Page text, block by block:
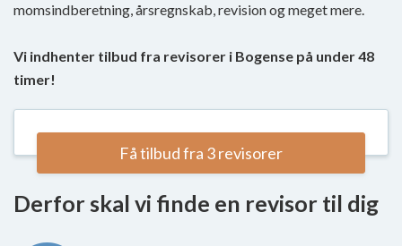
momsindberetning, årsregnskab, revision og meget mere.
Vi indhenter tilbud fra revisorer i Bogense på under 48
timer!
Få tilbud fra 3 revisorer
Derfor skal vi finde en revisor til dig